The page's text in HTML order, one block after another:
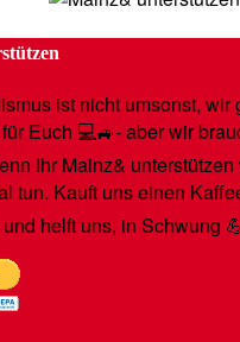
ist nicht umsonst, wir
Euch 💻🚙- aber wir
Ihr Mainz&
tun. Kauft uns einen
helft uns, in Schwung